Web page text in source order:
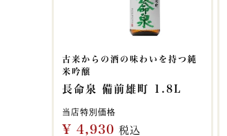
古来からの酒の味わいを持つ純
米吟醸
長命泉 備前雄町 1.8L
当店特別価格
¥ 4,930 税込